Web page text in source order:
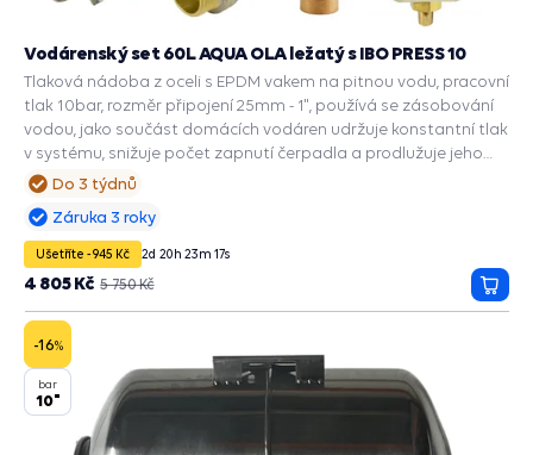
Do 3 týdnů
Vodárenský set 60L AQUA OLA ležatý s IBO PRESS 10
Tlaková nádoba z oceli s EPDM vakem na pitnou vodu, pracovní
tlak 10bar, rozměr připojení 25mm - 1", používá se zásobování
vodou, jako součást domácích vodáren udržuje konstantní tlak
v systému, snižuje počet zapnutí čerpadla a prodlužuje jeho
životnost, zabudované příslušenství a ochranné funkce: PRESS
Manometr, Ochrana chodu na sucho, Ochrana proti přetížení,
Ochrana proti vodnímu rázu.
Záruka 3 roky
Ušetříte -945 Kč 2d 20h 23m 16s
5 750 Kč
4 805 Kč
do
-16%
bar
10"